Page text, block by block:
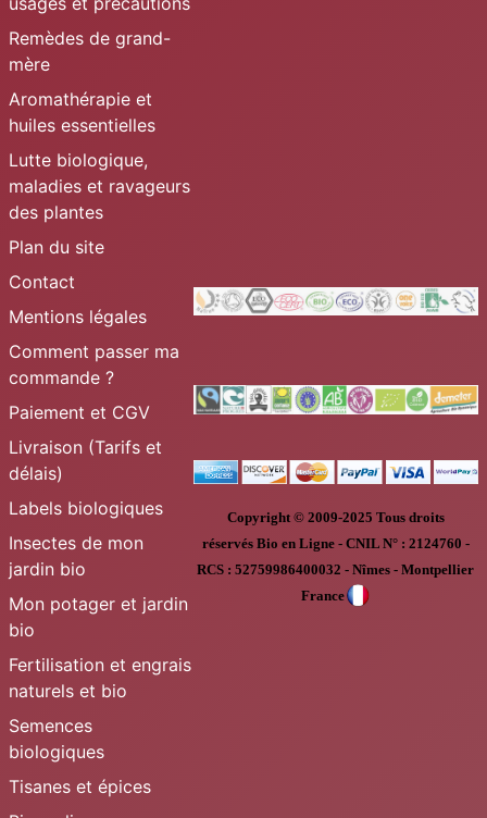
Remèdes de grand-
mère
Aromathérapie et
huiles essentielles
Lutte biologique,
maladies et ravageurs
des plantes
Plan du site
Contact
Mentions légales
Comment passer ma
commande ?
Paiement et CGV
Livraison (Tarifs et
délais)
Labels biologiques
Insectes de mon
jardin bio
Mon potager et jardin
bio
Fertilisation et engrais
naturels et bio
Semences
biologiques
Tisanes et épices
Copyright © 2009-2025 Tous droits
réservésBio en Ligne - CNIL N° : 2124760 -
RCS : 52759986400032 - Nîmes - Montpellier
France